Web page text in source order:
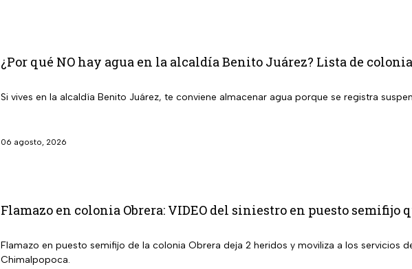
¿Por qué NO hay agua en la alcaldía Benito Juárez? Lista de
Si vives en la alcaldía Benito Juárez, te conviene almacenar agua porque se registra
06 agosto, 2026
Flamazo en colonia Obrera: VIDEO del siniestro en puesto semifijo
Flamazo en puesto semifijo de la colonia Obrera deja 2 heridos y moviliza a los servicios
Chimalpopoca.